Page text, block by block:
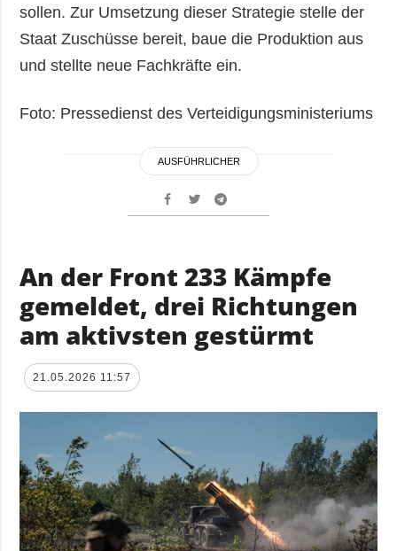
sollen. Zur Umsetzung dieser Strategie stelle der
Staat Zuschüsse bereit, baue die Produktion aus
und stellte neue Fachkräfte ein.
Foto: Pressedienst des Verteidigungsministeriums
AUSFÜHRLICHER
An der Front 233 Kämpfe
gemeldet, drei Richtungen
am aktivsten gestürmt
21.05.2026 11:57